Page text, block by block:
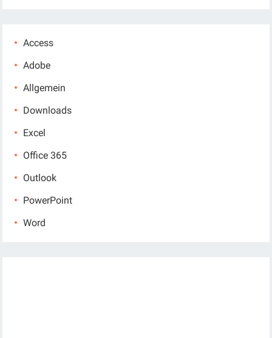
Access
Adobe
Allgemein
Downloads
Excel
Office 365
Outlook
PowerPoint
Word